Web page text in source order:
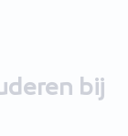
bij